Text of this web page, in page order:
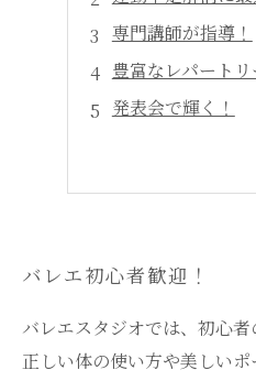
専門講師が指導！
豊富なレパートリ
発表会で輝く！
バレエ初心者歓迎！
バレエスタジオでは、初心者
正しい体の使い方や美しい